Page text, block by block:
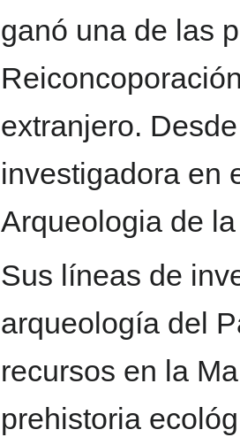
ganó una de las
extranjero.
investigadora en
Arqueologia de
Sus líneas de
arqueología del
recursos en la
prehistoria